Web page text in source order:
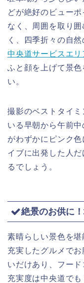
どが絶好のビュー
なく、周囲を取り
く、四季折々の自
中央道サービスエ
ふと顔を上げて景
い。
撮影のベストタイ
いる早朝から午前
がわずかにピンク
イブに出発した人
るでしょう。
絶景のお供に
素晴らしい景色を
充実したグルメで
いだけあり、フー
充実度は中央道でも